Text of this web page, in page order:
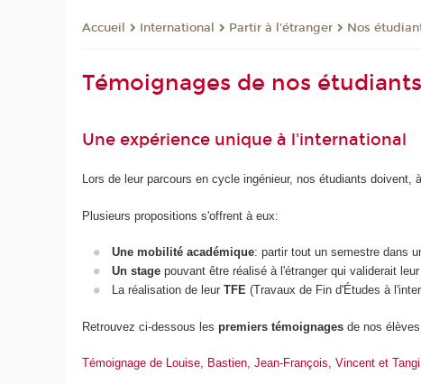
Accueil International Partir à l'étranger Nos
Témoignages de nos
Une expérience unique à l'international
Lors de leur parcours en cycle ingénieur, nos étudiants doivent,
Plusieurs propositions s'offrent à eux:
Une mobilité académique: partir tout un semestre dans
Un stagepouvant être réalisé à l'étranger qui validerait
La réalisation de leur TFE(Travaux de Fin d'Études à
Retrouvez ci-dessous les premiers témoignagesde nos
Témoignage de Louise, Bastien, Jean-François, Vincent et